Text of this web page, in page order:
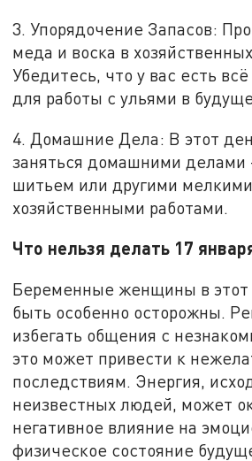
3. Упорядочение Запасов:
меда и воска в
Убедитесь, что у вас есть
для работы с ульями в
4. Домашние Дела: В этот
заняться домашними делами
шитьем или другими мелкими
хозяйственными работами.
Что нельзя делать 17
Беременные женщины в
быть особенно осторожны.
избегать общения с
это может привести к
последствиям. Энергия,
неизвестных людей, может
негативное влияние на
физическое состояние